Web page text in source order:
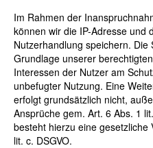
Im Rahmen der
können wir die IP-Adresse und
Nutzerhandlung speichern.
Grundlage unserer
Interessen der Nutzer am
unbefugter Nutzung. Eine
erfolgt grundsätzlich nicht,
Ansprüche gem. Art. 6 Abs. 1
besteht hierzu eine gesetzliche
lit. c. DSGVO.